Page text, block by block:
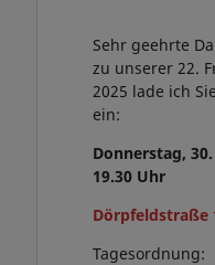
Sehr geehrte
zu unserer 22.
2025 lade ich
ein:
Donnerstag,
19.30 Uhr
Dörpfeldstraße
Tagesordnung: